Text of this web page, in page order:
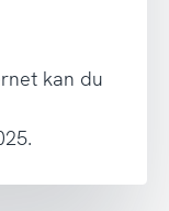
kan du